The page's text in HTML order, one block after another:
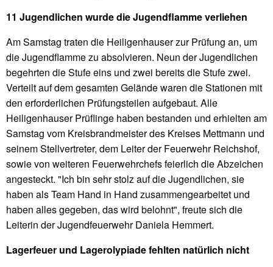
11 Jugendlichen wurde die Jugendflamme verliehen
Am Samstag traten die Heiligenhauser zur Prüfung an, um
die Jugendflamme zu absolvieren. Neun der Jugendlichen
begehrten die Stufe eins und zwei bereits die Stufe zwei.
Verteilt auf dem gesamten Gelände waren die Stationen mit
den erforderlichen Prüfungsteilen aufgebaut. Alle
Heiligenhauser Prüflinge haben bestanden und erhielten am
Samstag vom Kreisbrandmeister des Kreises Mettmann und
seinem Stellvertreter, dem Leiter der Feuerwehr Reichshof,
sowie von weiteren Feuerwehrchefs feierlich die Abzeichen
angesteckt. "Ich bin sehr stolz auf die Jugendlichen, sie
haben als Team Hand in Hand zusammengearbeitet und
haben alles gegeben, das wird belohnt", freute sich die
Leiterin der Jugendfeuerwehr Daniela Hemmert.
Lagerfeuer und Lagerolypiade fehlten natürlich nicht